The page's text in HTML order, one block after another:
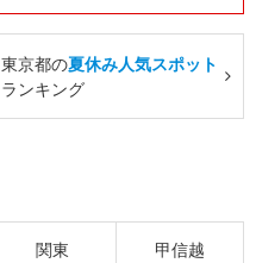
東京都の夏休み人気スポット
ランキング
関東 甲信越